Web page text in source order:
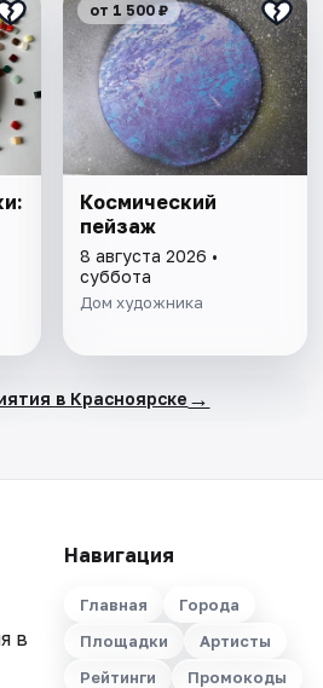
от 1 500 ₽
Космический
пейзаж
8 августа 2026 •
суббота
Дом художника
в Красноярске →
в
Навигация
Главная
Города
Площадки
Артисты
Рейтинги
Промокоды